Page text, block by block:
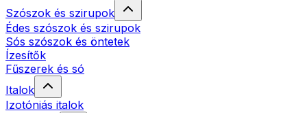
Szószok és szirupok
Édes szószok és szirupok
Sós szószok és öntetek
Ízesítők
Fűszerek és só
Italok
Izotóniás italok